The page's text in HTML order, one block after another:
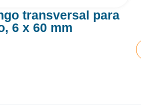
transversal para
6 x 60 mm